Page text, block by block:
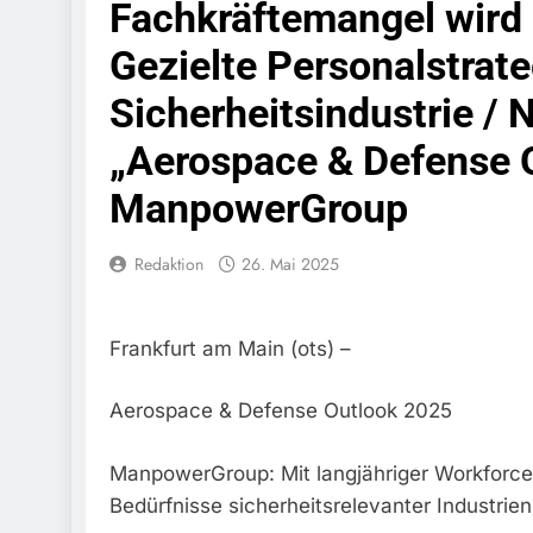
7. August 2026
Einen
6. August 2026
HZA-R: Zoll
Gefährlichen
Fachkräftemangel
Gezielte
Sicherheitsindustrie /
„Aerospace & Defense
ManpowerGroup
Redaktion 26. Mai 2025
Frankfurt am Main (ots) –
Aerospace & Defense Outlook 2025
ManpowerGroup: Mit langjähriger
Bedürfnisse sicherheitsrelevanter